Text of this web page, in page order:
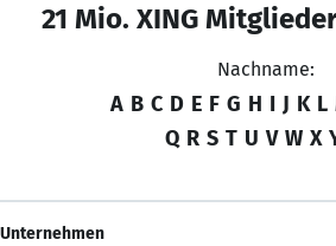
21 Mio. XING
Nachname:
A B C D E F G H I J K L
Q R S T U V W X
Unternehmen